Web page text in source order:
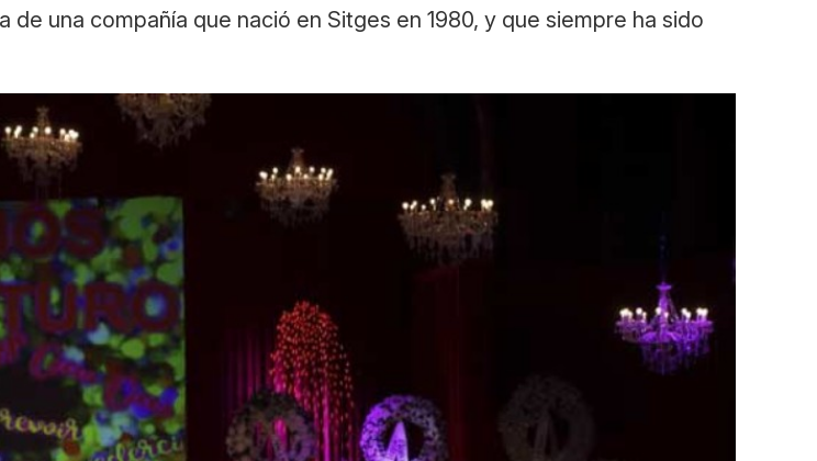
una compañía que nació en Sitges en 1980, y que siempre ha sido